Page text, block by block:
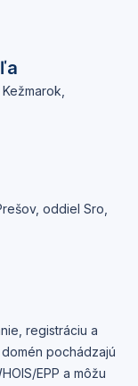
oddiel Sro,
registráciu a
pochádzajú
EPP a môžu